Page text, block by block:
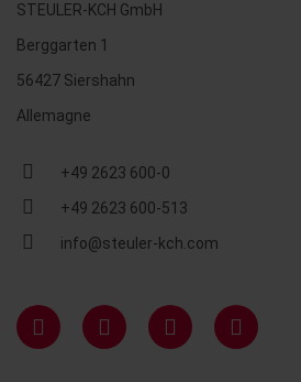
STEULER-KCH GmbH
Berggarten 1
56427 Siershahn
Allemagne
+49 2623 600-0
+49 2623 600-513
info@steuler-kch.com